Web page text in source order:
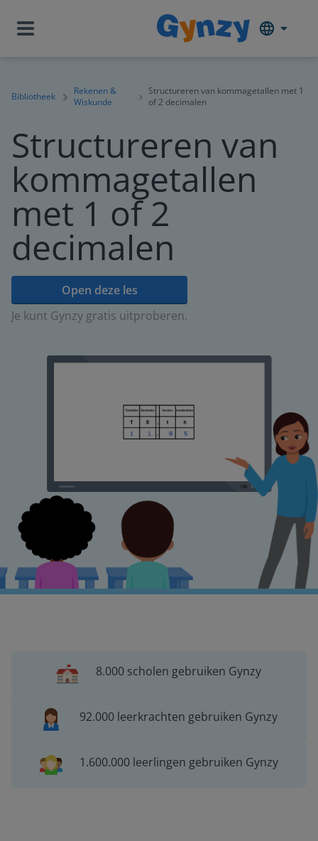
Bibliotheek
Rekenen &
Wiskunde
Structureren van kommagetallen met 1
of 2 decimalen
Structureren van
kommagetallen
met 1 of 2
decimalen
Open deze les
Je kunt Gynzy gratis uitproberen.
8.000 scholen gebruiken Gynzy
92.000 leerkrachten gebruiken Gynzy
1.600.000 leerlingen gebruiken Gynzy